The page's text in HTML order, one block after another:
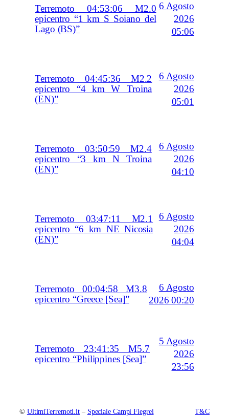
Terremoto 04:53:06 M2.0
epicentro “1 km S Soiano del
Lago (BS)”
6 Agosto
2026
05:06
Terremoto 04:45:36 M2.2
epicentro “4 km W Troina
(EN)”
6 Agosto
2026
05:01
Terremoto 03:50:59 M2.4
epicentro “3 km N Troina
(EN)”
6 Agosto
2026
04:10
Terremoto 03:47:11 M2.1
epicentro “6 km NE Nicosia
(EN)”
6 Agosto
2026
04:04
Terremoto 00:04:58 M3.8
epicentro “Greece [Sea]”
6 Agosto
2026 00:20
Terremoto 23:41:35 M5.7
epicentro “Philippines [Sea]”
5 Agosto
2026
23:56
© UltimiTerremoti.it – Speciale Campi Flegrei T&C